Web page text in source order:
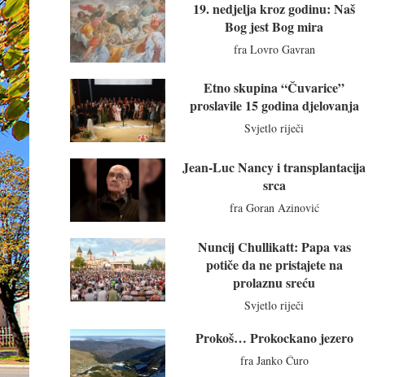
19. nedjelja kroz godinu: Naš
Bog jest Bog mira
fra Lovro Gavran
Etno skupina “Čuvarice”
proslavile 15 godina djelovanja
Svjetlo riječi
Jean-Luc Nancy i transplantacija
srca
fra Goran Azinović
Nuncij Chullikatt: Papa vas
potiče da ne pristajete na
prolaznu sreću
Svjetlo riječi
Prokoš… Prokockano jezero
fra Janko Ćuro